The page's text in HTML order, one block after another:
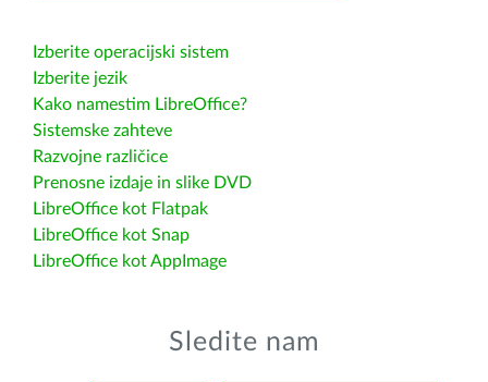
Izberite operacijski sistem
Izberite jezik
Kako namestim LibreOffice?
Sistemske zahteve
Razvojne različice
Prenosne izdaje in slike DVD
LibreOffice kot Flatpak
LibreOffice kot Snap
LibreOffice kot AppImage
Sledite nam